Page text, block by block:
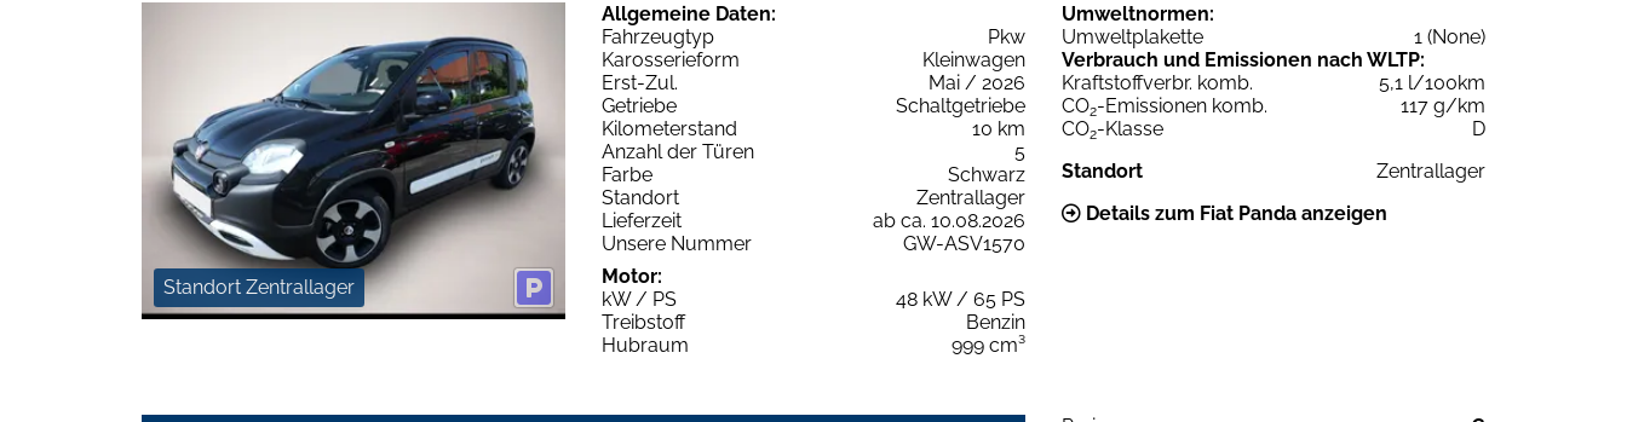
Standort Zentrallager
Allgemeine Daten:
Fahrzeugtyp
Pkw
Karosserieform
Kleinwagen
Erst-Zul.
Mai / 2026
Getriebe
Schaltgetriebe
Kilometerstand
10 km
Anzahl der Türen
5
Farbe
Schwarz
Standort
Zentrallager
Lieferzeit
ab ca. 10.08.2026
Unsere Nummer
GW-ASV1570
Motor:
kW / PS
48 kW / 65 PS
Treibstoff
Benzin
Hubraum
999 cm³
Umweltnormen:
Umweltplakette
1 (None)
Verbrauch und Emissionen nach WLTP:
Kraftstoffverbr. komb.
5,1 l/100km
CO2-Emissionen komb.
117 g/km
CO2-Klasse
D
Standort
Zentrallager
Details zum Fiat Panda anzeigen